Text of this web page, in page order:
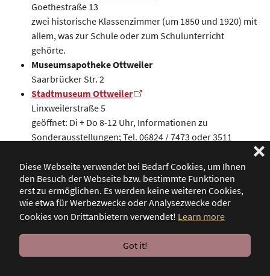
Diese Webseite verwendet bei Bedarf Cookies, um Ihnen
den Besuch der Webseite bzw. bestimmte Funktionen
erst zu ermöglichen. Es werden keine weiteren Cookies,
wie etwa für Werbezwecke oder Analysezwecke oder
Cookies von Drittanbietern verwendet! Learn more
Got it!
❌
Goethestraße 13
zwei historische Klassenzimmer (um 1850 und 1920) mit
allem, was zur Schule oder zum Schulunterricht
gehörte.
Museumsapotheke Ottweiler
Saarbrücker Str. 2
Stadtmuseum Ottweiler
Linxweilerstraße 5
geöffnet: Di + Do 8-12 Uhr, Informationen zu
Sonderausstellungen; Tel. 06824 / 7473 oder 3511
Gastronomie
Ottweiler Cafés und Restaurants
Übersicht der Tourist-Information Ottweiler
Ottweiler-Wingertsweiher